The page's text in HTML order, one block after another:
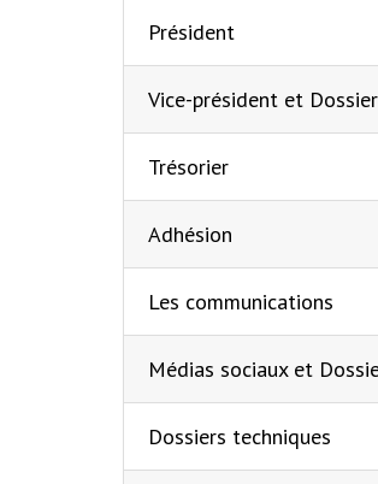
Président
Vice-président et
Trésorier
Adhésion
Les communications
Médias sociaux et
Dossiers techniques